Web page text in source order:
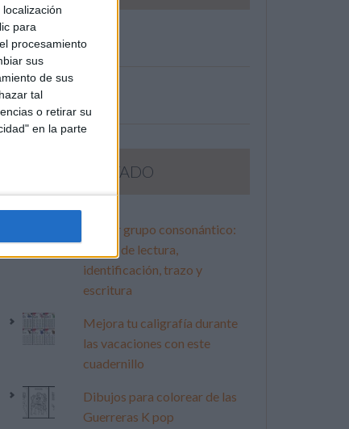
para
procesamiento
sus
de sus
tal
o retirar su
en la parte
LO MÁS VISITADO
Primer grupo consonántico:
Fichas de lectura,
identificación, trazo y
escritura
Mejora tu caligrafía durante
las vacaciones con este
cuadernillo
Dibujos para colorear de las
Guerreras K pop